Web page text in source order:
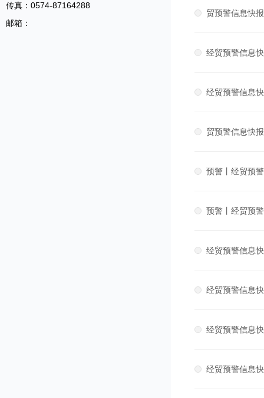
传真：0574-87164288
邮箱：
贸预警信息快
经贸预警信息
经贸预警信息
贸预警信息快
预警丨经贸预
预警丨经贸预
经贸预警信息
经贸预警信息
经贸预警信息
经贸预警信息